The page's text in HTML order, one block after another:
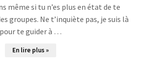
même si tu n’es plus en état de te
groupes. Ne t’inquiète pas, je suis là
pour te guider à …
En lire plus »